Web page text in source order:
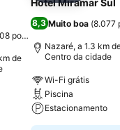
pontuações
de
Hotel Miramar Sul
8,3Muito boa (8.077
Nazaré, a 1.3 km
Centro da cidade
Wi-Fi grátis
Piscina
Estacionamento